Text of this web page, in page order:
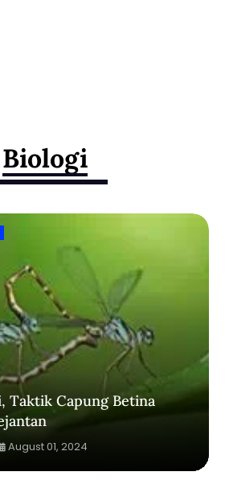
Biologi
Taktik Capung Betina
August 01, 2024